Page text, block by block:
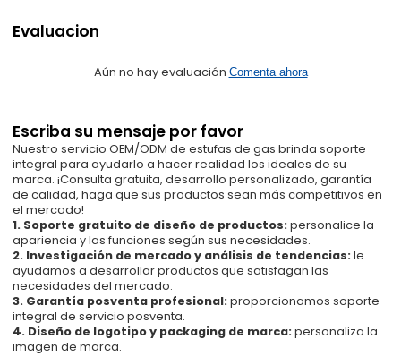
Evaluacion
Aún no hay evaluación Comenta ahora
Escriba su mensaje por favor
Nuestro servicio OEM/ODM de estufas de gas brinda soporte
integral para ayudarlo a hacer realidad los ideales de su
marca. ¡Consulta gratuita, desarrollo personalizado, garantía
de calidad, haga que sus productos sean más competitivos en
el mercado!
1. Soporte gratuito de diseño de productos: personalice la
apariencia y las funciones según sus necesidades.
2. Investigación de mercado y análisis de tendencias: le
ayudamos a desarrollar productos que satisfagan las
necesidades del mercado.
3. Garantía posventa profesional: proporcionamos soporte
integral de servicio posventa.
4. Diseño de logotipo y packaging de marca: personaliza la
imagen de marca.